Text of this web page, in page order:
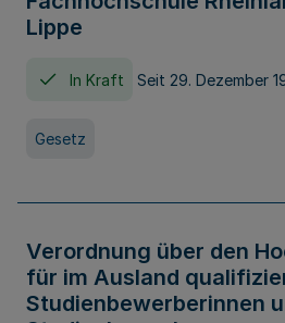
Lippe
In Kraft Seit 29. Dezember
Gesetz
Verordnung über den
für im Ausland
Studienbewerberinnen